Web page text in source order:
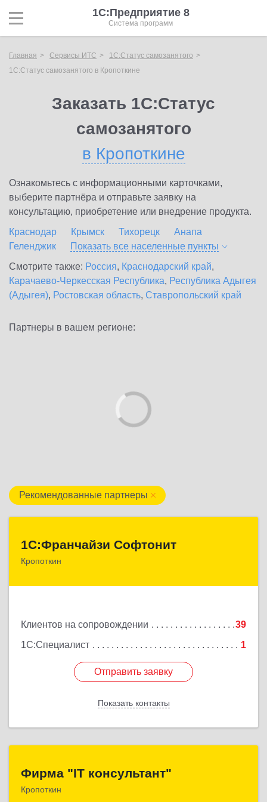
1С:Предприятие 8
Система программ
Главная Сервисы ИТС
1С:Статус самозанятого
1С:Статус самозанятого в Кропоткине
Заказать 1С:Статус
самозанятого
в Кропоткине
Ознакомьтесь с информационными карточками,
выберите партнёра и отправьте заявку на
консультацию, приобретение или внедрение продукта.
Краснодар
Крымск Тихорецк
Анапа
Геленджик
Показать все населенные пункты
Смотрите также: Россия, Краснодарский край,
Карачаево-Черкесская Республика, Республика Адыгея
(Адыгея), Ростовская область, Ставропольский край
Партнеры в вашем регионе:
Рекомендованные партнеры
1С:Франчайзи Софтонит
Кропоткин
Клиентов на сопровождении
39
1С:Специалист
1
Отправить заявку
Показать контакты
352380, Краснодарский край, Кавказский р-н,
Отправить заявку
Назад
Фирма "IT консультант"
Кропоткин352389, Краснодарский край, Кавказский р-н,